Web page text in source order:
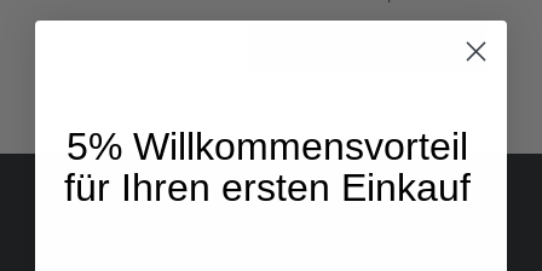
5% Willkommensvorteil
für Ihren ersten Einkauf